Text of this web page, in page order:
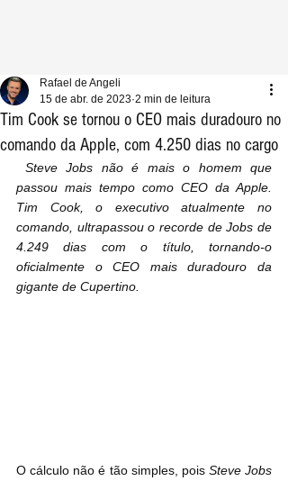
Tim Cook se tornou o CEO mais duradouro no
comando da Apple, com 4.250 dias no cargo
Rafael de Angeli
15 de abr. de 2023 2 min de leitura
passou mais tempo como CEO da Apple.
Tim Cook, o executivo atualmente no
comando, ultrapassou o recorde de Jobs de
4.249 dias com o título, tornando-o
oficialmente o CEO mais duradouro da
gigante de Cupertino.
O cálculo não é tão simples, pois Steve Jobs